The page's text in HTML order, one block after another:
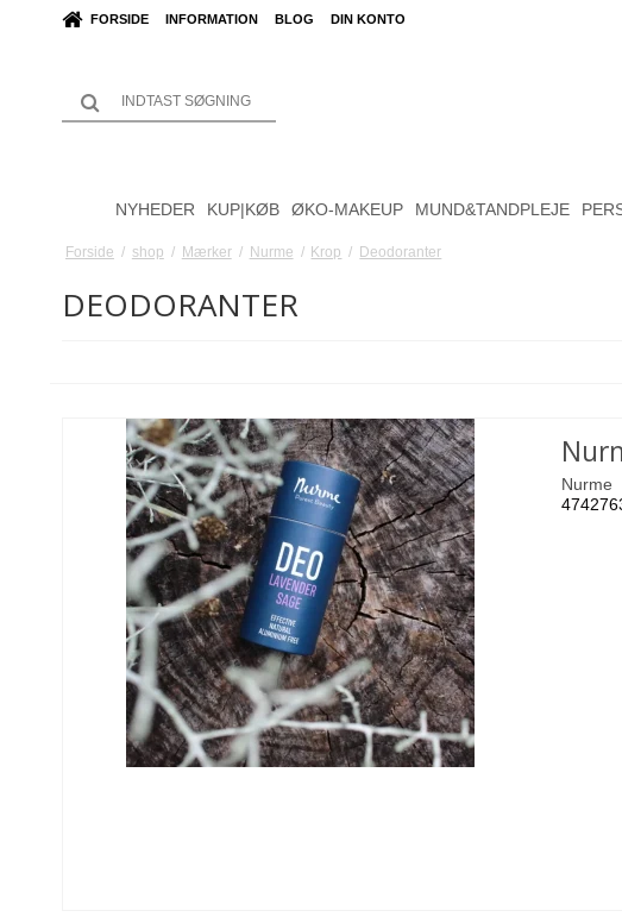
FORSIDE INFORMATION BLOG DIN KONTO
NYHEDER KUP|KØB ØKO-MAKEUP MUND&TANDPLEJE
Forside / shop / Mærker / Nurme / Krop / Deodoranter
DEODORANTER
Nurme